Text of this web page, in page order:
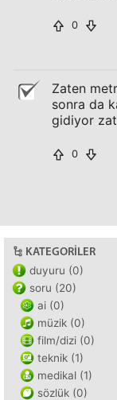
0
Zaten
sonra da
gidiyor
0
KATEGORILER
duyuru (0)
soru (20)
ai (0)
müzik (0)
film/dizi (0)
teknik (1)
medikal (1)
sözlük (0)